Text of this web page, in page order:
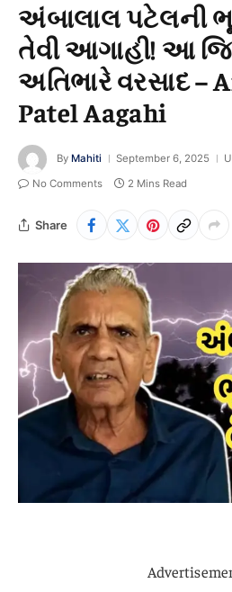
અંબાલાલ પટેલની
તેવી આગાહી! આ
અતિભારે વરસાદ –
Patel Aagahi
By Mahiti September 6, 2025
No Comments
2 Mins Read
Share